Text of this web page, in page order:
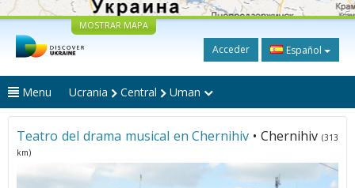
MOSTRAR MAPA
Acceder Español
Menu Ucrania Central Uman
Teatro del drama musical en Chernihiv • Chernihiv (313
km)